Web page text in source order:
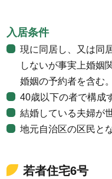
入居条件
現に同居し、又は同
しないが事実上婚姻
婚姻の予約者を含む
40歳以下の者で構成
結婚している夫婦が
地元自治区の区民と
若者住宅6号